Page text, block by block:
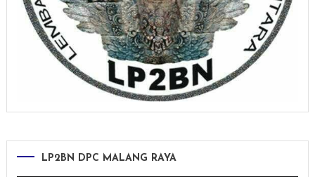
LP2BN DPC MALANG RAYA